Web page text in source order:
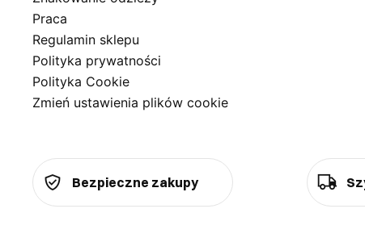
Praca
Regulamin sklepu
Polityka prywatności
Polityka Cookie
Zmień ustawienia plików cookie
Bezpieczne zakupy